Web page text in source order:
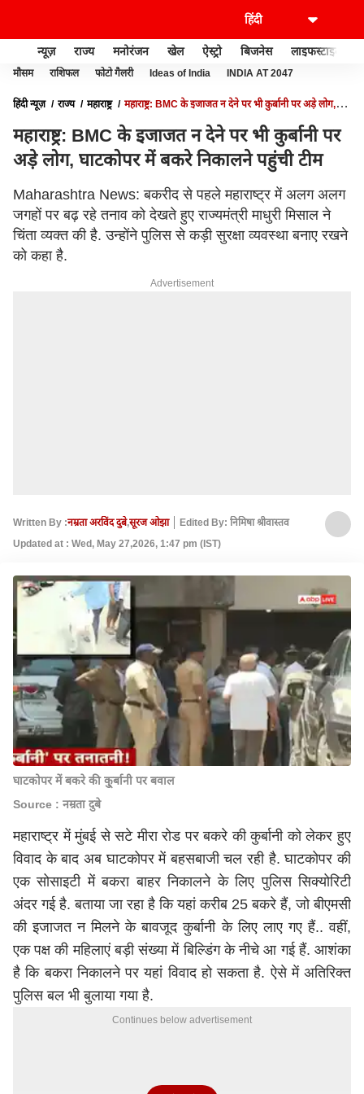
न्यूज़ राज्य मनोरंजन खेल ऐस्ट्रो बिजनेस लाइफस्टाइल
मौसम राशिफल फोटो गैलरी Ideas of India INDIA AT 2047
हिंदी न्यूज़ राज्य महाराष्ट्र
महाराष्ट्र: BMC के इजाजत न देने पर भी कुर्बानी पर अड़े लोग,
महाराष्ट्र: BMC के इजाजत न देने पर भी कुर्बानी पर
अड़े लोग, घाटकोपर में बकरे निकालने पहुंची टीम
Maharashtra News: बकरीद से पहले महाराष्ट्र में अलग अलग
जगहों पर बढ़ रहे तनाव को देखते हुए राज्यमंत्री माधुरी मिसाल ने
चिंता व्यक्त की है. उन्होंने पुलिस से कड़ी सुरक्षा व्यवस्था बनाए रखने
को कहा है.
Advertisement
Written By :नम्रता अरविंद दुबे,सूरज ओझा
Edited By: निमिषा श्रीवास्तव
Updated at : Wed, May 27,2026, 1:47 pm (IST)
घाटकोपर में बकरे की कु्र्बानी पर बवाल
Source : नम्रता दुबे
महाराष्ट्र में मुंबई से सटे मीरा रोड पर बकरे की कुर्बानी को लेकर हुए
विवाद के बाद अब घाटकोपर में बहसबाजी चल रही है. घाटकोपर की
एक सोसाइटी में बकरा बाहर निकालने के लिए पुलिस सिक्योरिटी
अंदर गई है. बताया जा रहा है कि यहां करीब 25 बकरे हैं, जो बीएमसी
की इजाजत न मिलने के बावजूद कुर्बानी के लिए लाए गए हैं.. वहीं,
एक पक्ष की महिलाएं बड़ी संख्या में बिल्डिंग के नीचे आ गई हैं. आशंका
है कि बकरा निकालने पर यहां विवाद हो सकता है. ऐसे में अतिरिक्त
पुलिस बल भी बुलाया गया है.
Continues below advertisement